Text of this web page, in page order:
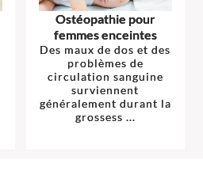
Ostéopathie pour
femmes enceintes
Des maux de dos et des
problèmes de
circulation sanguine
surviennent
généralement durant la
grossess ...